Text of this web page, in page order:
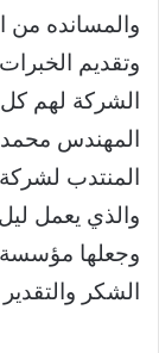
والمسانده من
وتقديم
الشركة لهم كل
المهندس محمد
المنتدب لشركة
والذي يعمل
وجعلها مؤسسة
الشكر